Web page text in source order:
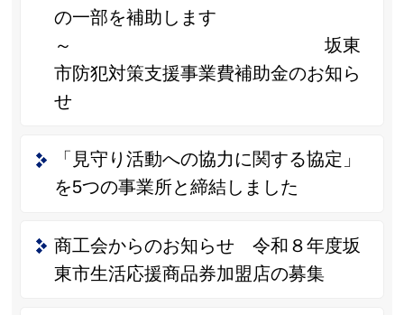
の一部を補助します
～ 坂東
市防犯対策支援事業費補助金のお知ら
せ
「見守り活動への協力に関する協定」
を5つの事業所と締結しました
商工会からのお知らせ 令和８年度坂
東市生活応援商品券加盟店の募集